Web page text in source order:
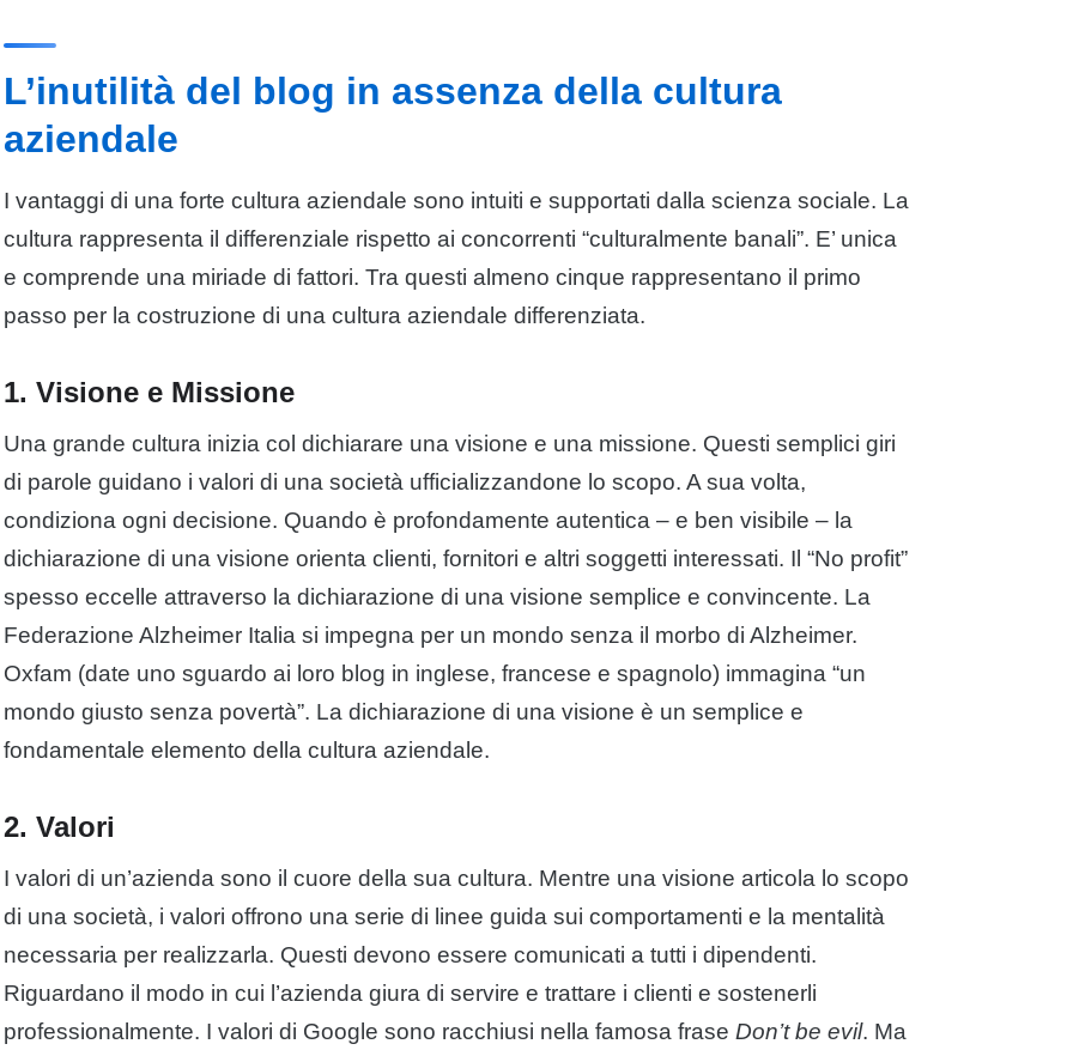
L’inutilità del blog in assenza della cultura
aziendale
I vantaggi di una forte cultura aziendale sono intuiti e supportati dalla scienza sociale. La
cultura rappresenta il differenziale rispetto ai concorrenti “culturalmente banali”. E’ unica
e comprende una miriade di fattori. Tra questi almeno cinque rappresentano il primo
passo per la costruzione di una cultura aziendale differenziata.
1. Visione e Missione
Una grande cultura inizia col dichiarare una visione e una missione. Questi semplici giri
di parole guidano i valori di una società ufficializzandone lo scopo. A sua volta,
condiziona ogni decisione. Quando è profondamente autentica – e ben visibile – la
dichiarazione di una visione orienta clienti, fornitori e altri soggetti interessati. Il “No profit”
spesso eccelle attraverso la dichiarazione di una visione semplice e convincente. La
Federazione Alzheimer Italia si impegna per un mondo senza il morbo di Alzheimer.
Oxfam (date uno sguardo ai loro blog in inglese, francese e spagnolo) immagina “un
mondo giusto senza povertà”. La dichiarazione di una visione è un semplice e
fondamentale elemento della cultura aziendale.
2. Valori
I valori di un’azienda sono il cuore della sua cultura. Mentre una visione articola lo scopo
di una società, i valori offrono una serie di linee guida sui comportamenti e la mentalità
necessaria per realizzarla. Questi devono essere comunicati a tutti i dipendenti.
Riguardano il modo in cui l’azienda giura di servire e trattare i clienti e sostenerli
professionalmente. I valori di Google sono racchiusi nella famosa frase Don’t be evil. Ma